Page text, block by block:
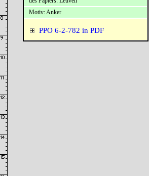
PPO 6-2-782 in PDF
Motiv: Anker